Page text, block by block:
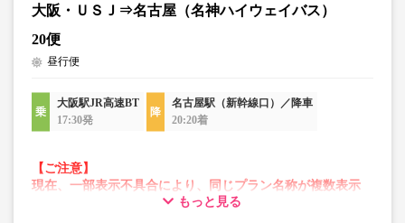
・一部取り扱いのない停留所がある場合がございます。
大阪・ＵＳＪ⇒名古屋（名神ハイウェイバス）
20便
昼行便
大阪駅JR高速BT
17:30発
名古屋駅（新幹線口）／降車
20:20着
【ご注意】
現在、一部表示不具合により、同じプラン名称が複数表示
される場合がございます。もっと見る